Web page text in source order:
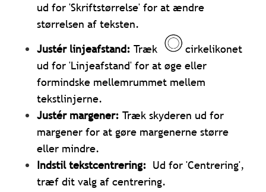
ud for 'Skriftstørrelse' for at ændre
størrelsen af teksten.
Justér linjeafstand:Træk
cirkelikonet
ud for 'Linjeafstand' for at øge eller
formindske mellemrummet mellem
tekstlinjerne.
Justér margener:Træk skyderen ud for
margener for at gøre margenerne større
eller mindre.
Indstil tekstcentrering: Ud for 'Centrering',
træf dit valg af centrering.